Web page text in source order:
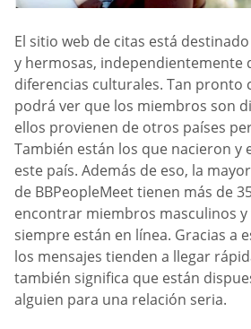
El sitio web de citas está
y hermosas, independientemente
diferencias culturales. Tan pronto
podrá ver que los miembros son
ellos provienen de otros países
También están los que nacieron y
este país. Además de eso, la
de BBPeopleMeet tienen más de
encontrar miembros masculinos
siempre están en línea. Gracias a
los mensajes tienden a llegar
también significa que están
alguien para una relación seria.